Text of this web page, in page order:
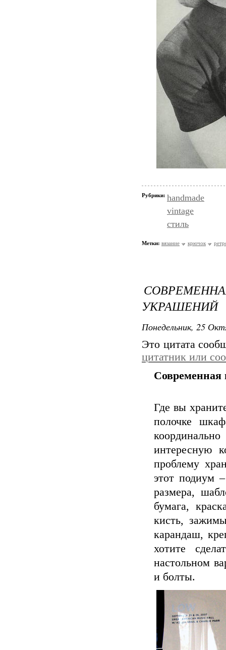
Рубрики: handmade
vintage
стиль
Метки: вязание крючок
УКРАШЕНИЙ
Понедельник, 25
Это цитата
цитатник или
Где вы
полочке
интересную
проблему
этот подиум
размера,
бумага,
кисть,
карандаш,
хотите
настольном
и болты.